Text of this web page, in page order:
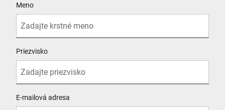
Meno
Priezvisko
E-mailová adresa